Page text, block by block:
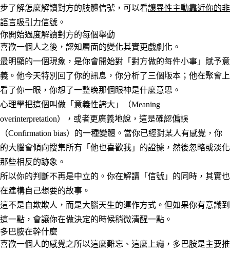
步了解怎麼解讀對方的肢體信號，可以看讓異性主動靠近你的非
語言吸引力信號 。
你開始過度解讀對方的每個舉動
喜歡一個人之後，認知層面的變化其實更戲劇化。
最明顯的一個現象，是你會開始對「對方做的每件小事」賦予意
義。他今天特別回了你的訊息，你分析了三個版本；他在聚會上
看了你一眼，你想了一整晚那個眼神是什麼意思。
心理學把這個叫做「意義性誇大」（Meaning
overinterpretation），或者更廣義地說，這是確認偏誤
（Confirmation bias）的一種變體。當你已經對某人有感覺，你
的大腦會傾向搜集所有「他也喜歡我」的證據，然後忽略或淡化
那些相反的跡象。
所以你的判斷不再是中立的。你在解讀「信號」的同時，其實也
在建構自己想要的故事。
這不是自欺欺人，而是大腦天生的運作方式。但如果你有意識到
這一點，會讓你在做決定的時候稍微清醒一點。
多巴胺在幹什麼
喜歡一個人的感覺之所以這麼難忘、這麼上癮，多巴胺是主要推